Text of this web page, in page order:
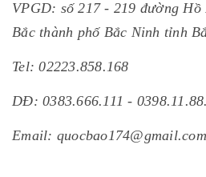
VPGD: số 217 - 219 đường
Bắc thành phố Bắc Ninh tỉnh
Tel: 02223.858.168
DĐ: 0383.666.111 -
Email: quocbao174@gmail.com